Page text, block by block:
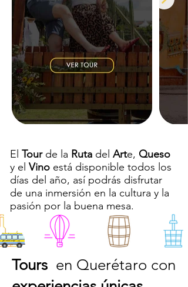
El Tour de la Ruta del Arte, Queso
y el Vino está disponible todos los
días del año, así podrás disfrutar
de una inmersión en la cultura y la
pasión por la buena mesa.
Tours en Querétaro con